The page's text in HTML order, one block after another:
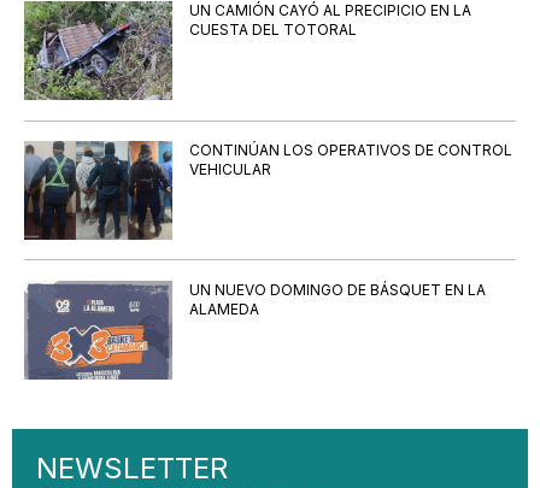
UN CAMIÓN CAYÓ AL PRECIPICIO EN LA
CUESTA DEL TOTORAL
CONTINÚAN LOS OPERATIVOS DE CONTROL
VEHICULAR
UN NUEVO DOMINGO DE BÁSQUET EN LA
ALAMEDA
NEWSLETTER